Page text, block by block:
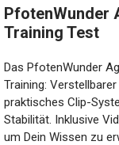
PfotenWunder
Training Test
Das PfotenWunder
Training:
praktisches Clip-
Stabilität. Inklusive
um Dein Wissen zu